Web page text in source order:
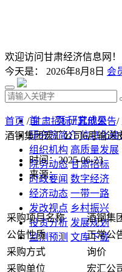
欢迎访问甘肃经济信息网！
今天是： 2026年8月8日 会
首 页 研究成果
研究院简介 信息化建
组织机构 高质量发展
院务动态 甘肃招标
时政要闻 数字经济
经济动态 一带一路
发改视点 乡村振兴
投资分析 发展规划
监测预测 文库下载
首页 /甘肃招标/其他公告/
酒钢集团宏汇公司6月输送
时间：2025-06-23
来源：
采购项目名称
酒钢集
公告性质
正常公
采购方式
询价
采购单位
宏汇公